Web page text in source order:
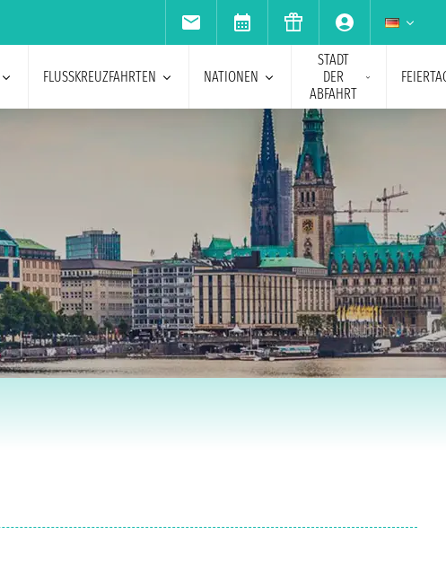
FLUSSKREUZFAHRTEN NATIONEN
STADT
DER
ABFAHRT